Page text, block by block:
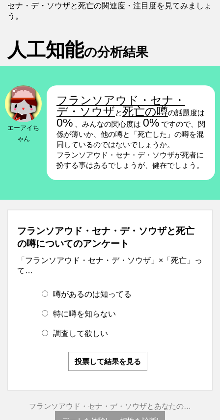
セナ・デ・ソウザと死亡の関連度・注目度を見てみましょ
う。
人工知能の分析結果
エーアイち
ゃん
フランソアウド・セナ・
デ・ソウザと死亡の噂の話題度は
0% 、みんなの関心度は 0% ですので、関
係が薄いか、他の噂と「死亡した」の噂を混
同しているのではないでしょうか。
フランソアウド・セナ・デ・ソウザが死者に
扮する事はあるでしょうが、健在でしょう。
フランソアウド・セナ・デ・ソウザと死亡
の噂についてのアンケート
「フランソアウド・セナ・デ・ソウザ」×「死亡」っ
て…
噂があるのは知ってる
特に噂を知らない
調査して欲しい
投票して結果を見る
フランソアウド・セナ・デ・ソウザとあなたの…